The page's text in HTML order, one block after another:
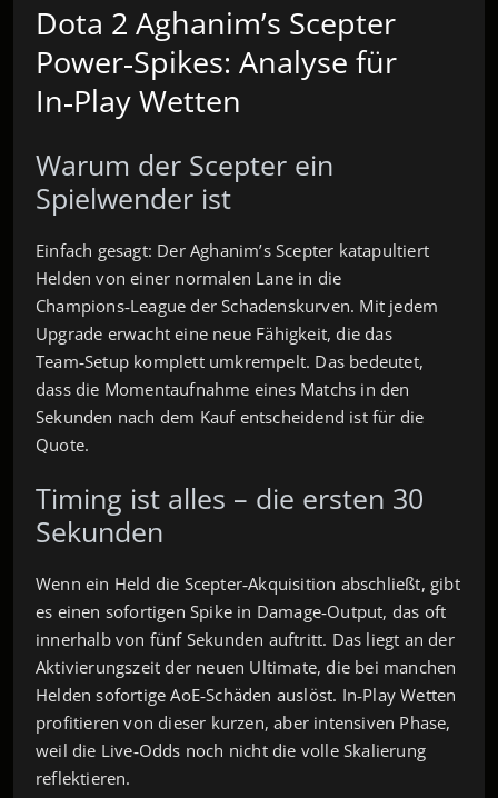
Dota 2 Aghanim’s Scepter
Power‑Spikes: Analyse für
In‑Play Wetten
Warum der Scepter ein
Spielwender ist
Einfach gesagt: Der Aghanim’s Scepter katapultiert
Helden von einer normalen Lane in die
Champions‑League der Schadenskurven. Mit jedem
Upgrade erwacht eine neue Fähigkeit, die das
Team‑Setup komplett umkrempelt. Das bedeutet,
dass die Momentaufnahme eines Matchs in den
Sekunden nach dem Kauf entscheidend ist für die
Quote.
Timing ist alles – die ersten 30
Sekunden
Wenn ein Held die Scepter‑Akquisition abschließt, gibt
es einen sofortigen Spike in Damage‑Output, das oft
innerhalb von fünf Sekunden auftritt. Das liegt an der
Aktivierungszeit der neuen Ultimate, die bei manchen
Helden sofortige AoE‑Schäden auslöst. In‑Play Wetten
profitieren von dieser kurzen, aber intensiven Phase,
weil die Live‑Odds noch nicht die volle Skalierung
reflektieren.